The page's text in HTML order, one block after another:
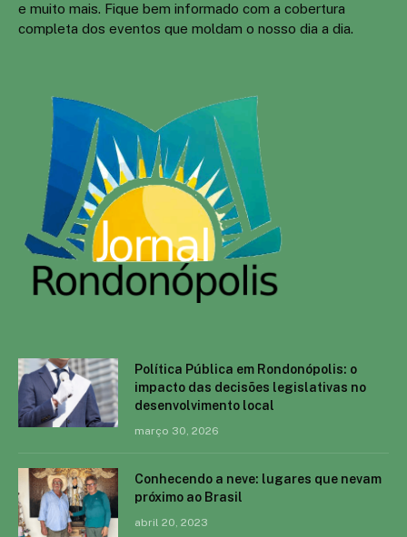
e muito mais. Fique bem informado com a cobertura
completa dos eventos que moldam o nosso dia a dia.
Política Pública em Rondonópolis: o
impacto das decisões legislativas no
desenvolvimento local
março 30, 2026
Conhecendo a neve: lugares que nevam
próximo ao Brasil
abril 20, 2023